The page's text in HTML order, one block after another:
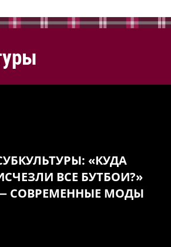
«КУДА
ВСЕ БУТБОИ?»
СОВРЕМЕННЫЕ МОДЫ